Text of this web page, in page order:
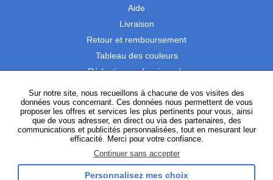
Aide
Livraison
Retour et remboursement
Tableau des couleurs
Réduction professionnels
Satisfaction Clients
SUIVEZ-NOUS
Sur notre site, nous recueillons à chacune de vos visites des
données vous concernant. Ces données nous permettent de vous
proposer les offres et services les plus pertinents pour vous, ainsi
que de vous adresser, en direct ou via des partenaires, des
communications et publicités personnalisées, tout en mesurant leur
efficacité. Merci pour votre confiance.
Continuer sans accepter
Personnalisez mes choix